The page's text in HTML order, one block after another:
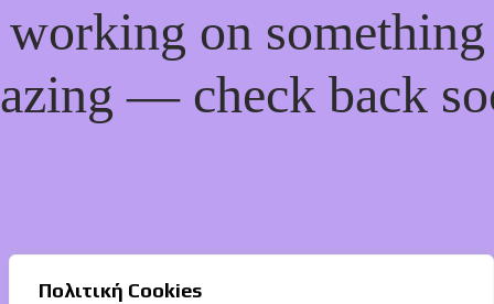
Πολιτική Cookies
working on something
— check back